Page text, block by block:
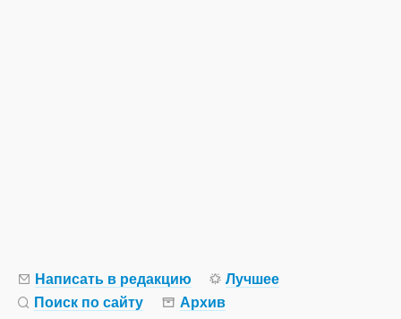
Написать в редакцию
Лучшее
Поиск по сайту
Архив